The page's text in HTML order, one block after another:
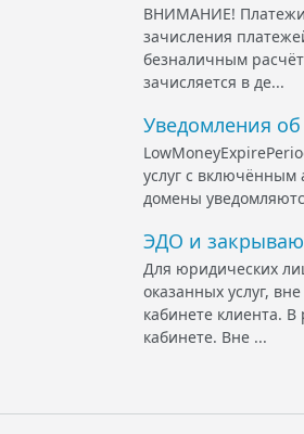
ВНИМАНИЕ! Платежи
зачисления
безналичным
зачисляется в де...
Уведомления об
услуг с включённым
домены
ЭДО и
Для юридических
оказанных услуг,
кабинете клиента.
кабинете. Вне ...